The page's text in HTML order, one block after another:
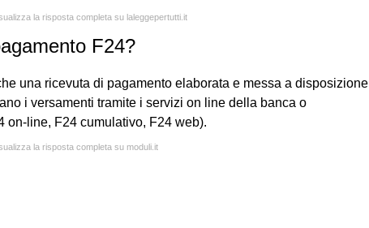
la risposta completa su laleggepertutti.it
F24?
una ricevuta di pagamento elaborata e messa a disposizione
i versamenti tramite i servizi on line della banca o
on-line, F24 cumulativo, F24 web).
la risposta completa su moduli.it